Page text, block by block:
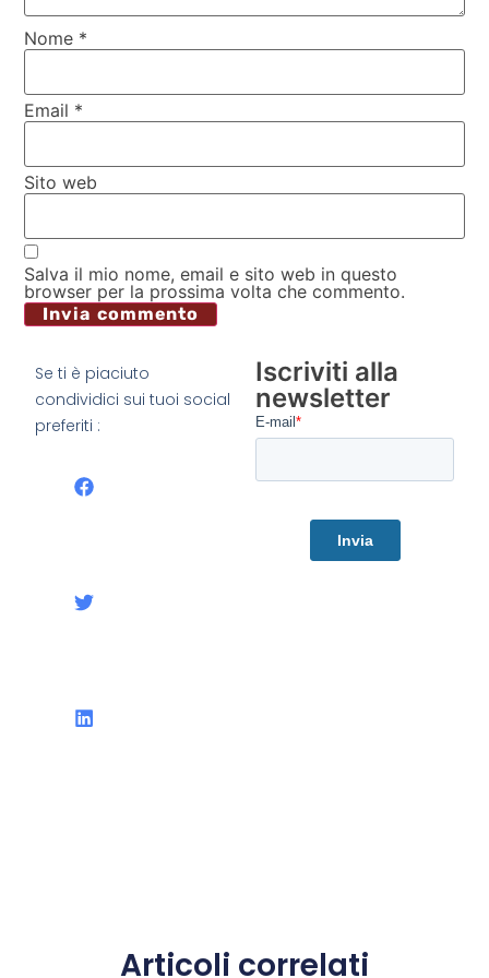
Nome *
Email *
Sito web
Salva il mio nome, email e sito web in questo
browser per la prossima volta che commento.
Se ti è piaciuto
condividici sui tuoi social
preferiti :
Iscriviti alla
newsletter
Articoli correlati